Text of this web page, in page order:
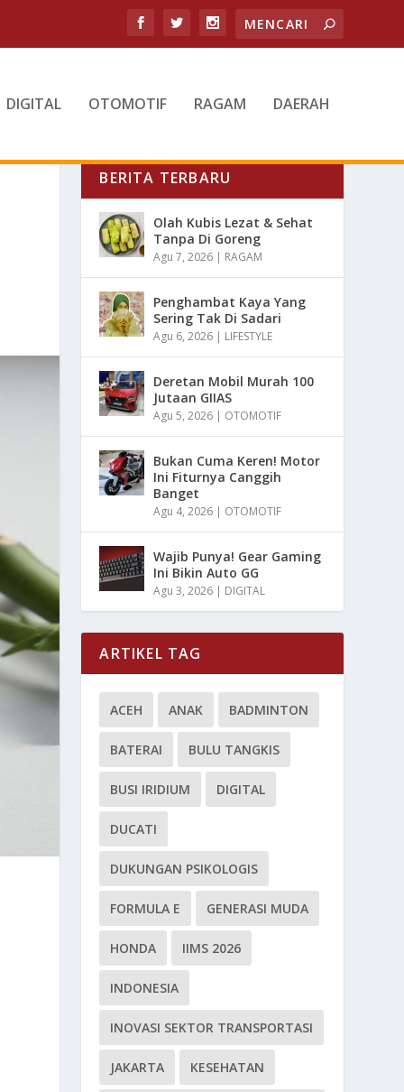
DIGITAL OTOMOTIF RAGAM DAERAH
BERITA TERBARU
Olah Kubis Lezat & Sehat
Tanpa Di Goreng
Agu 7, 2026 | RAGAM
Penghambat Kaya Yang
Sering Tak Di Sadari
Agu 6, 2026 | LIFESTYLE
Deretan Mobil Murah 100
Jutaan GIIAS
Agu 5, 2026 | OTOMOTIF
Bukan Cuma Keren! Motor
Ini Fiturnya Canggih
Banget
Agu 4, 2026 | OTOMOTIF
Wajib Punya! Gear Gaming
Ini Bikin Auto GG
Agu 3, 2026 | DIGITAL
ARTIKEL TAG
ACEH ANAK BADMINTON
BATERAI BULU TANGKIS
BUSI IRIDIUM DIGITAL
DUCATI
DUKUNGAN PSIKOLOGIS
FORMULA E GENERASI MUDA
HONDA IIMS 2026
INDONESIA
INOVASI SEKTOR TRANSPORTASI
JAKARTA KESEHATAN